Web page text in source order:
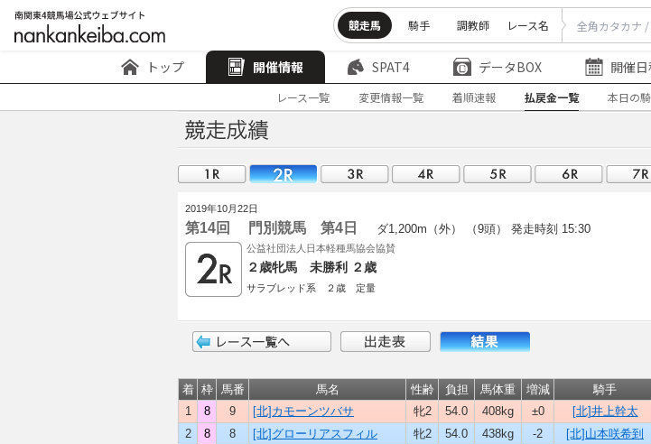
競走馬 騎手 調教師 レース名
トップ 開催情報 SPAT4 データBOX 開催日
レース一覧 変更情報一覧 着順速報 払戻金一覧 本日の
2019年10月22日
第14回 門別競馬 第4日 ダ1,200m（外） （9頭） 発走時刻 15:30
公益社団法人日本軽種馬協会協賛
２歳牝馬 未勝利 ２歳
サラブレッド系 ２歳 定量
着 枠 馬番 馬名 性齢 負担 馬体重 増減 騎手
1
8 9 [北]カモーンツバサ 牝2 54.0 408kg ±0 [北]井上幹太
2
8 8 [北]グローリアスフィル 牝2 54.0 438kg -2 [北]山本咲希到